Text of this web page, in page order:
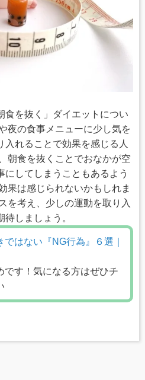
食を抜く」ダイエットについ
夜の食事メニューに少し気を
れることで効果を感じる人
朝食を抜くことでおなかが空
にしてしまうこともあるよう
果は感じられないかもしれま
を考え、少しの運動を取り入
しましょう。
はない『NG行為』６選｜
です！気になる方はぜひチ